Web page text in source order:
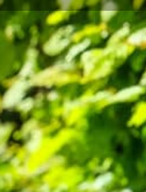
das gesunde
Düngen stellt